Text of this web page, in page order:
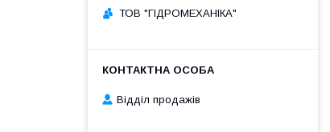
ТОВ "ГІДРОМЕХАНІКА"
Відділ продажів